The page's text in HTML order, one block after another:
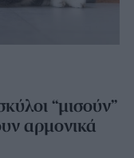
“μισούν”
αρμονικά